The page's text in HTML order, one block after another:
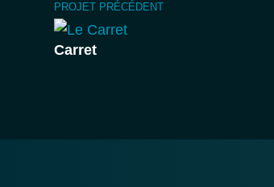
PROJET PRÉCÉDENT
Carret